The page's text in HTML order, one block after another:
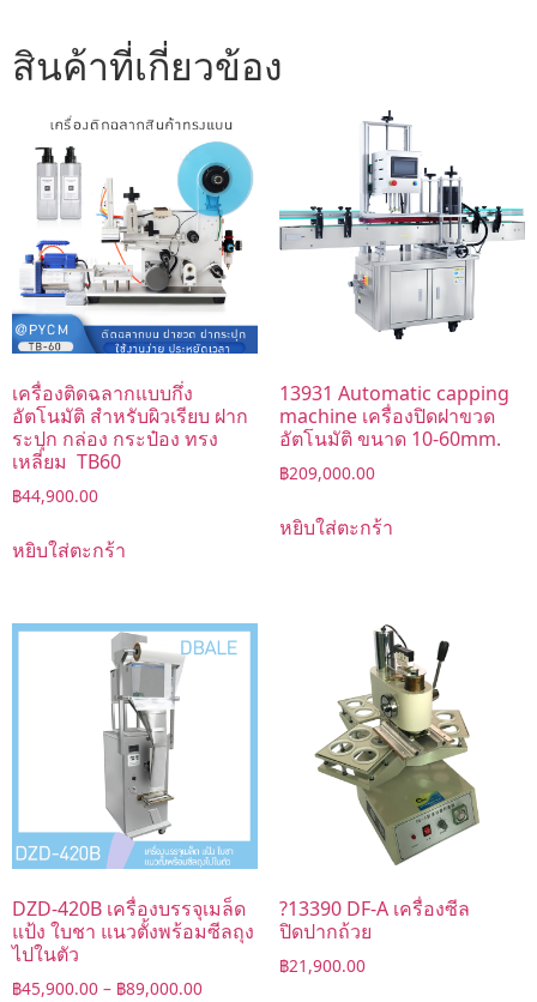
สินค้าที่เกี่ยวข้อง
เครื่องติดฉลากแบบกึ่ง
อัตโนมัติ สำหรับผิวเรียบ ฝาก
ระปุก กล่อง กระป๋อง ทรง
เหลี่ยม TB60
฿44,900.00
หยิบใส่ตะกร้า
13931 Automatic capping
machine เครื่องปิดฝาขวด
อัตโนมัติ ขนาด 10-60mm.
฿209,000.00
หยิบใส่ตะกร้า
DZD-420B เครื่องบรรจุเมล็ด
แป้ง ใบชา แนวตั้งพร้อมซีลถุง
ไปในตัว
฿45,900.00 – ฿89,000.00
?13390 DF-A เครื่องซีล
ปิดปากถ้วย
฿21,900.00